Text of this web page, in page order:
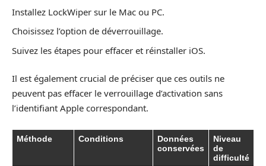
Installez LockWiper sur le Mac ou PC.
Choisissez l’option de déverrouillage.
Suivez les étapes pour effacer et réinstaller iOS.
Il est également crucial de préciser que ces outils ne
peuvent pas effacer le verrouillage d’activation sans
l’identifiant Apple correspondant.
Méthode Conditions
Données
conservées
Niveau
de
difficulté